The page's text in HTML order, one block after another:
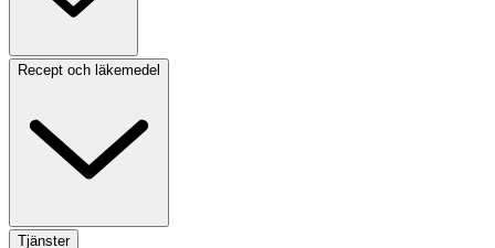
Recept och läkemedel
Tjänster